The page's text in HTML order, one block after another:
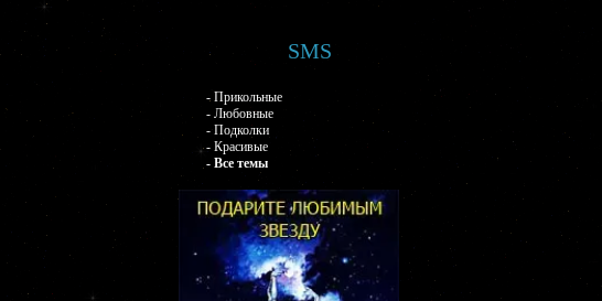
SMS
- Прикольные
- Любовные
- Подколки
- Красивые
- Все темы